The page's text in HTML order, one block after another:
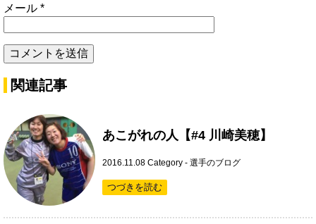
メール *
関連記事
あこがれの人【#4 川崎美穂】
2016.11.08 Category - 選手のブログ
つづきを読む